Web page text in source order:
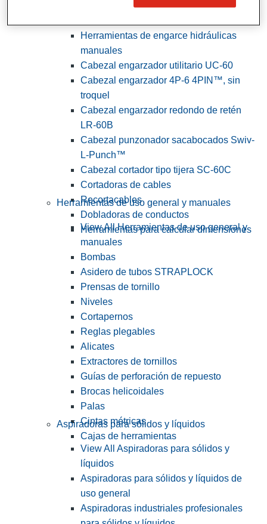
View All Herramientas de servicios
Herramientas de engarce hidráulicas
manuales
Cabezal engarzador utilitario UC-60
Cabezal engarzador 4P-6 4PIN™, sin
troquel
Cabezal engarzador redondo de retén
LR-60B
Cabezal punzonador sacabocados Swiv-
L-Punch™
Cabezal cortador tipo tijera SC-60C
Cortadoras de cables
Recortacables
Dobladoras de conductos
Herramientas para calcular dimensiones
Herramientas de uso general y manuales
View All Herramientas de uso general y
manuales
Bombas
Asidero de tubos STRAPLOCK
Prensas de tornillo
Niveles
Cortapernos
Reglas plegables
Alicates
Extractores de tornillos
Guías de perforación de repuesto
Brocas helicoidales
Palas
Cintas métricas
Cajas de herramientas
Aspiradoras para sólidos y líquidos
View All Aspiradoras para sólidos y
líquidos
Aspiradoras para sólidos y líquidos de
uso general
Aspiradoras industriales profesionales